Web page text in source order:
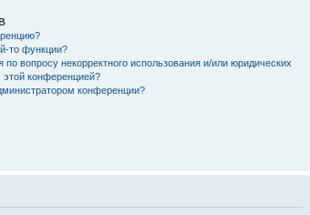
то функции?
вопросу некорректного использования и/или юридических
этой конференцией?
конференции?